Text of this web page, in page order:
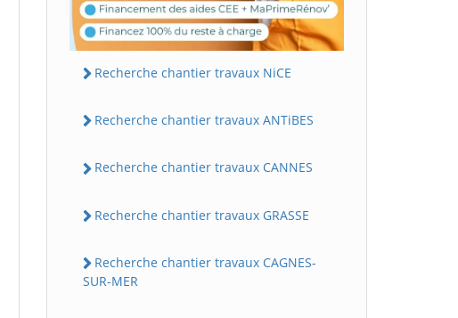
Recherche chantier travaux NiCE
Recherche chantier travaux ANTiBES
Recherche chantier travaux CANNES
Recherche chantier travaux GRASSE
Recherche chantier travaux CAGNES-
SUR-MER